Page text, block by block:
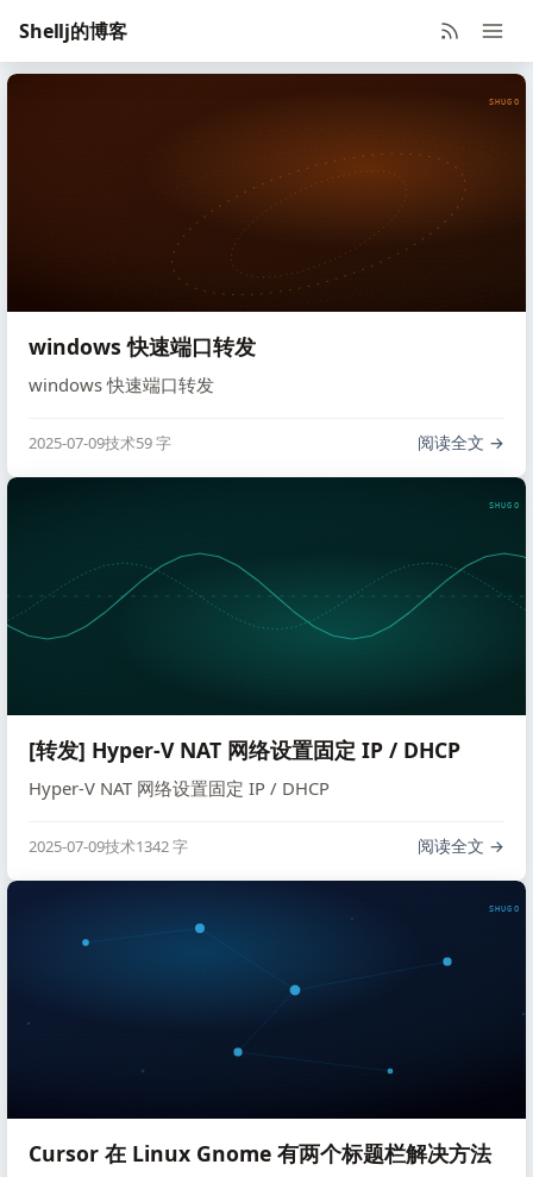
Shellj的博客
SHUGO
windows 快速端口转发
windows 快速端口转发
2025-07-09技术59 字 阅读全文
SHUGO
[转发] Hyper-V NAT 网络设置固定 IP / DHCP
Hyper-V NAT 网络设置固定 IP / DHCP
2025-07-09技术1342 字 阅读全文
SHUGO
Cursor 在 Linux Gnome 有两个标题栏解决方法